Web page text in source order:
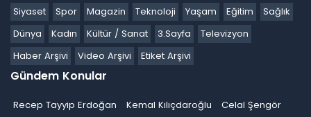
Siyaset
Spor Magazin Teknoloji Yaşam Eğitim
Sağlık
Dünya
Kadın Kültür / Sanat 3.Sayfa
Televizyon
Haber Arşivi
Video Arşivi Etiket Arşivi
Gündem Konular
Recep Tayyip Erdoğan Kemal Kılıçdaroğlu
Celal Şengör